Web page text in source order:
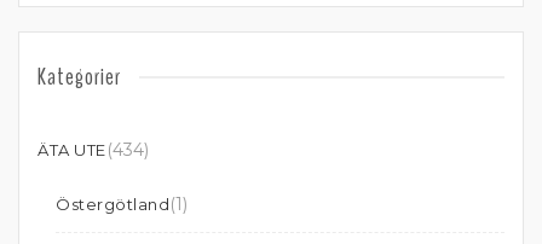
Kategorier
ÄTA UTE(434)
Östergötland(1)